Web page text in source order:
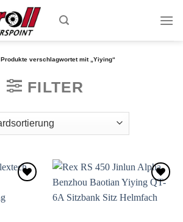
Produkte verschlagwortet mit „Yiying“
FILTER
Zum